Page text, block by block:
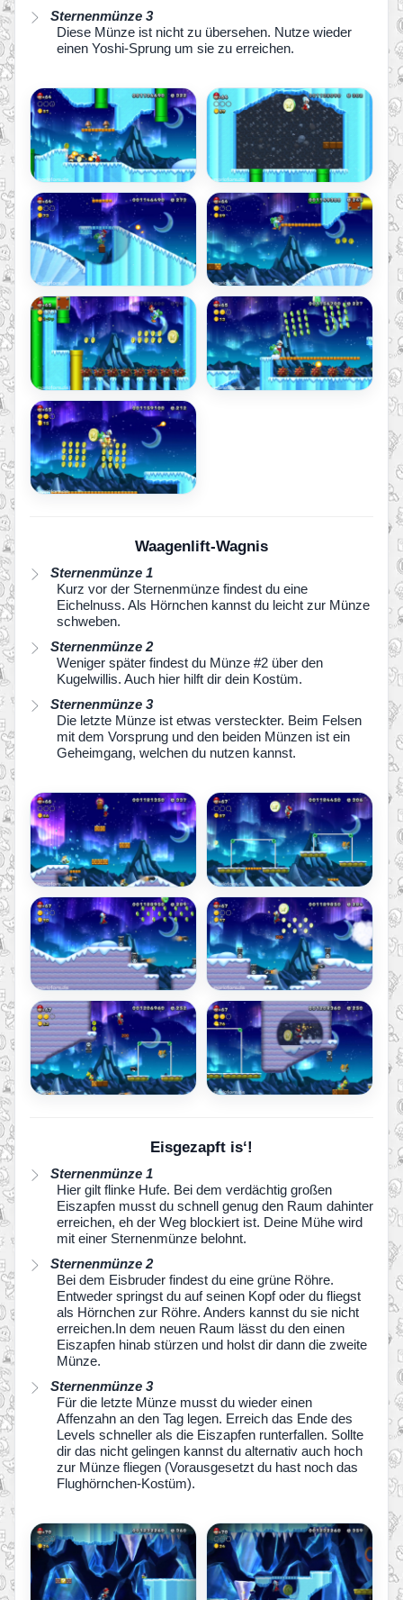
Sternenmünze 3
Diese Münze ist nicht zu übersehen. Nutze wieder
einen Yoshi-Sprung um sie zu erreichen.
Waagenlift-Wagnis
Sternenmünze 1
Kurz vor der Sternenmünze findest du eine
Eichelnuss. Als Hörnchen kannst du leicht zur Münze
schweben.
Sternenmünze 2
Weniger später findest du Münze #2 über den
Kugelwillis. Auch hier hilft dir dein Kostüm.
Sternenmünze 3
Die letzte Münze ist etwas versteckter. Beim Felsen
mit dem Vorsprung und den beiden Münzen ist ein
Geheimgang, welchen du nutzen kannst.
Eisgezapft is‘!
Sternenmünze 1
Hier gilt flinke Hufe. Bei dem verdächtig großen
Eiszapfen musst du schnell genug den Raum dahinter
erreichen, eh der Weg blockiert ist. Deine Mühe wird
mit einer Sternenmünze belohnt.
Sternenmünze 2
Bei dem Eisbruder findest du eine grüne Röhre.
Entweder springst du auf seinen Kopf oder du fliegst
als Hörnchen zur Röhre. Anders kannst du sie nicht
erreichen.In dem neuen Raum lässt du den einen
Eiszapfen hinab stürzen und holst dir dann die zweite
Münze.
Sternenmünze 3
Für die letzte Münze musst du wieder einen
Affenzahn an den Tag legen. Erreich das Ende des
Levels schneller als die Eiszapfen runterfallen. Sollte
dir das nicht gelingen kannst du alternativ auch hoch
zur Münze fliegen (Vorausgesetzt du hast noch das
Flughörnchen-Kostüm).